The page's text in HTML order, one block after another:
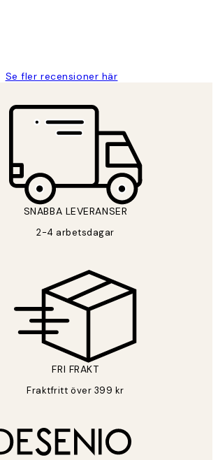
Se fler recensioner här
SNABBA LEVERANSER
2-4 arbetsdagar
FRI FRAKT
Fraktfritt över 399 kr